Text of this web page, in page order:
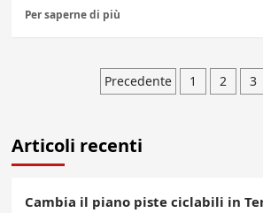
Per saperne di più
Paginazione
articoli
Precedente 1 2 3
Articoli recenti
Cambia il piano piste ciclabili in